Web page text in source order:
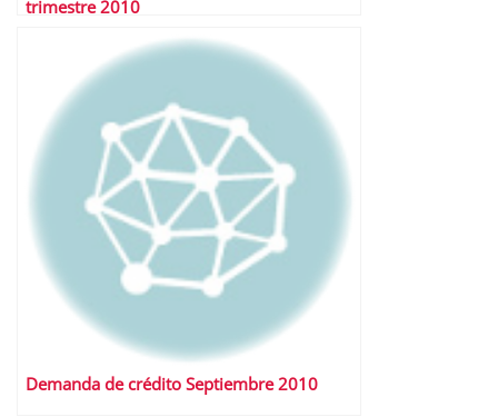
trimestre 2010
Demanda de crédito Septiembre 2010